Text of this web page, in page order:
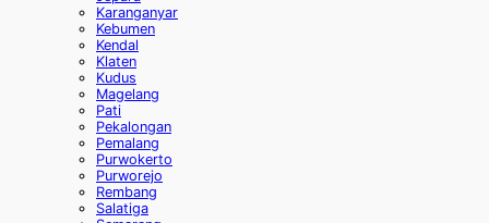
Karanganyar
Kebumen
Kendal
Klaten
Kudus
Magelang
Pati
Pekalongan
Pemalang
Purwokerto
Purworejo
Rembang
Salatiga